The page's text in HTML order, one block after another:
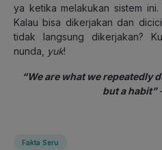
ya ketika melakukan sistem
Kalau bisa dikerjakan dan
tidak langsung dikerjakan?
nunda,
yuk!
“We are what we repeatedly
but a habit”
Fakta Seru